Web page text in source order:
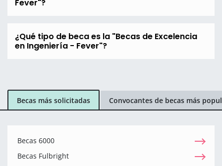
Fever"?
¿Qué tipo de beca es la "Becas de Excelencia
en Ingeniería - Fever"?
Becas más solicitadas Convocantes de becas más
Becas 6000
Becas Fulbright